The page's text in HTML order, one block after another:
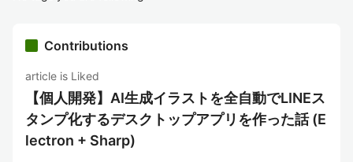
Contributions
article is Liked
【個人開発】AI生成イラストを全自動でLINEス
タンプ化するデスクトップアプリを作った話 (E
lectron + Sharp)